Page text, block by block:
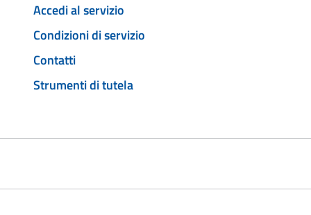
Accedi al servizio
Condizioni di servizio
Contatti
Strumenti di tutela